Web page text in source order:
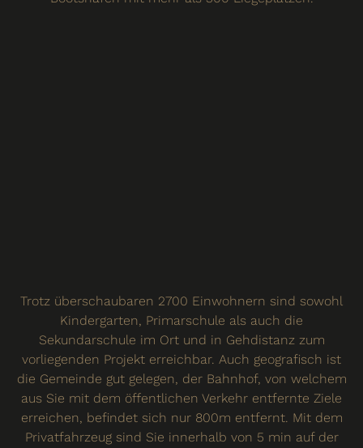
Trotz überschaubaren 2700 Einwohnern sind sowohl
Kindergarten, Primarschule als auch die
Sekundarschule im Ort und in Gehdistanz zum
vorliegenden Projekt erreichbar. Auch geografisch ist
die Gemeinde gut gelegen, der Bahnhof, von welchem
aus Sie mit dem öffentlichen Verkehr entfernte Ziele
erreichen, befindet sich nur 800m entfernt. Mit dem
Privatfahrzeug sind Sie innerhalb von 5 min auf der